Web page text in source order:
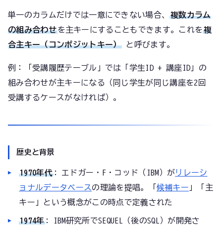
単一のカラムだけでは一意にできない場合、複数カラム
の組み合わせを主キーにすることもできます。これを複
合主キー（コンポジットキー） と呼びます。
例：「受講履歴テーブル」では「学生ID + 講座ID」の
組み合わせが主キーになる（同じ学生が同じ講座を2回
受講するケースがなければ）。
歴史と背景
1970年代: エドガー・F・コッド（IBM）がリレーシ
ョナルデータベースの理論を提唱。「 候補キー 」「主
キー」という概念がこの時点で定義された
1974年 : IBM研究所でSEQUEL（後のSQL）が開発さ